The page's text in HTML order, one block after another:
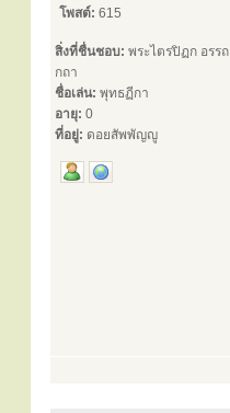
โพสต์: 615
สิ่งที่ชื่นชอบ: พระไตรปิฏก อรรถ
กถา
ชื่อเล่น: พุทธฏีกา
อายุ: 0
ที่อยู่: ดอยสัพพัญญู